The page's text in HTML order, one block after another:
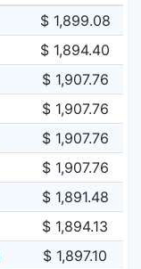
$ 1,899.08
$ 1,894.40
$ 1,907.76
$ 1,907.76
$ 1,907.76
$ 1,907.76
$ 1,891.48
$ 1,894.13
$ 1,897.10